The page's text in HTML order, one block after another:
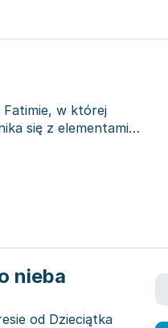
Fatimie, w której
się z elementami
nieba
od Dzieciątka